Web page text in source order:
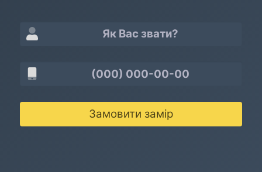
Замовити замір